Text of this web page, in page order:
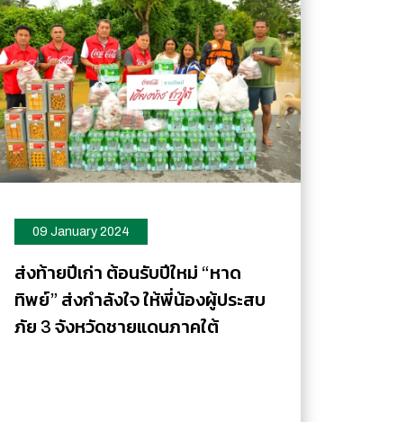
09 January 2024
ส่งท้ายปีเก่า ต้อนรับปีใหม่ “หาด
ทิพย์” ส่งกำลังใจ ให้พี่น้องผู้ประสบ
ภัย 3 จังหวัดชายแดนภาคใต้